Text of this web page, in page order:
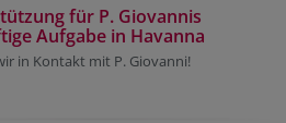
für P. Giovannis
Aufgabe in Havanna
in Kontakt mit P. Giovanni!